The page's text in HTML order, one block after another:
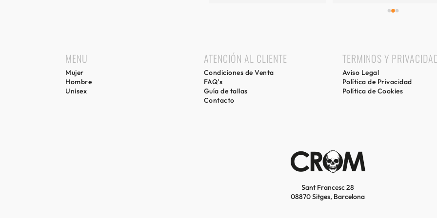
MENU
Mujer
Hombre
Unisex
ATENCIÓN AL CLIENTE
Condiciones de Venta
FAQ’s
Guía de tallas
Contacto
TERMINOS Y
Aviso Legal
Política de Privacidad
Política de Cookies
Sant Francesc 28
08870 Sitges, Barcelona